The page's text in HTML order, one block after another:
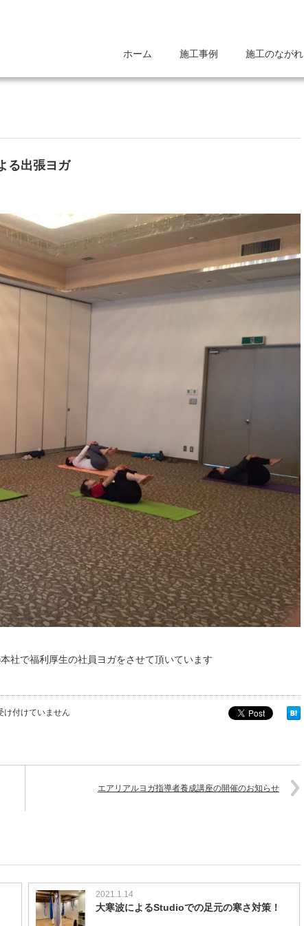
ホーム 施工事例 施工のながれ
る出張ヨガ
社で福利厚生の社員ヨガをさせて頂いています
け付けていません
エアリアルヨガ指導者養成講座の開催のお知らせ
2021.1.14
大寒波によるStudioでの足元の寒さ対策！